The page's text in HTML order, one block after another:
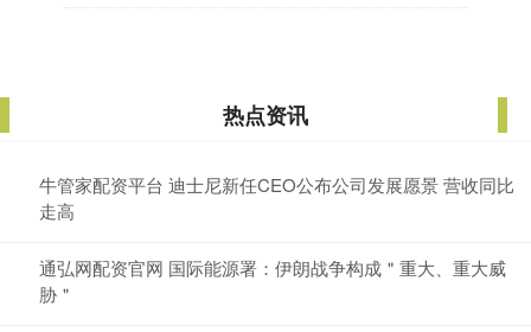
热点资讯
牛管家配资平台 迪士尼新任CEO公布公司发展愿景 营收同比
走高
通弘网配资官网 国际能源署：伊朗战争构成＂重大、重大威
胁＂